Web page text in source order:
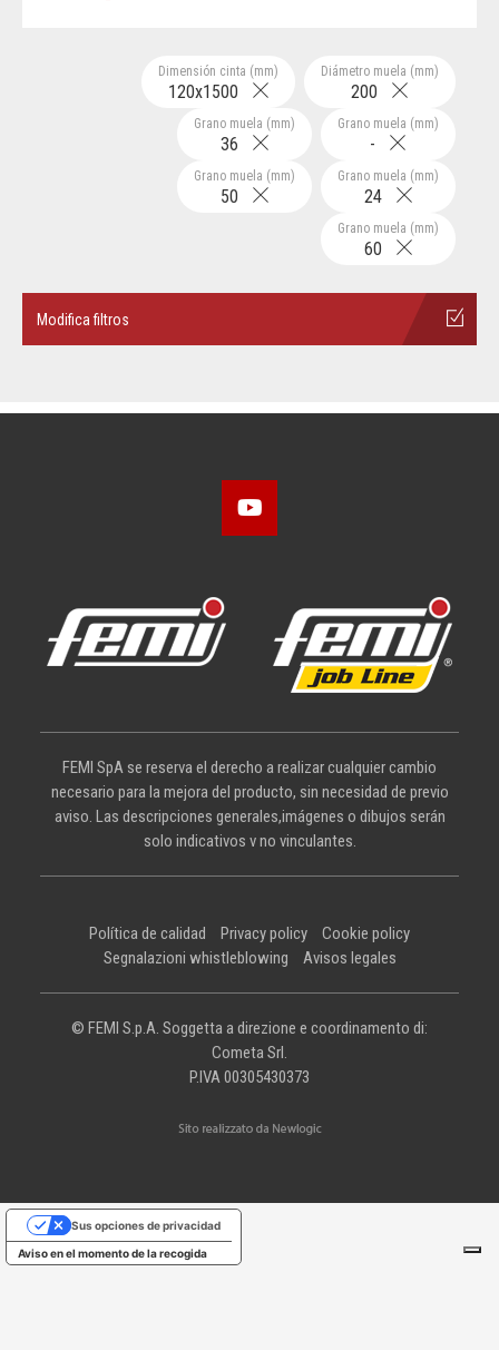
Diámetro muela (mm)
200
Dimensión cinta (mm)
120x1500
Grano muela (mm)
-
Grano muela (mm)
36
Grano muela (mm)
24
Grano muela (mm)
50
Grano muela (mm)
60
Modifica filtros
FEMI SpA se reserva el derecho a realizar cualquier cambio
necesario para la mejora del producto, sin necesidad de previo
aviso. Las descripciones generales,imágenes o dibujos serán
solo indicativos v no vinculantes.
Política de calidad Privacy policy
Cookie policy
Segnalazioni whistleblowing
Avisos legales
© FEMI S.p.A. Soggetta a direzione e coordinamento di:
Cometa Srl.
P.IVA 00305430373
Aviso en el momento de la recogida
Sus opciones de privacidad